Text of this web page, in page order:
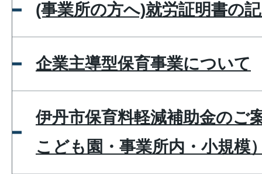
(事業所の方へ)就労証明書の
企業主導型保育事業について
伊丹市保育料軽減補助金のご
こども園・事業所内・小規模